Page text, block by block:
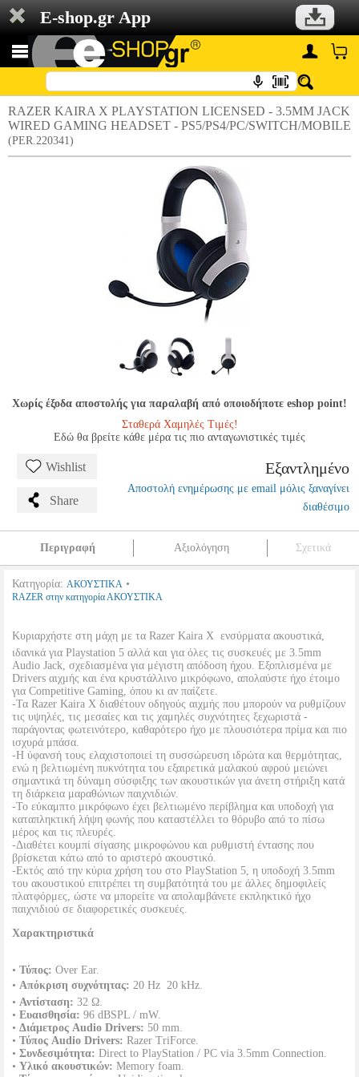
E-shop.gr App
RAZER KAIRA X PLAYSTATION LICENSED - 3.5MM JACK
WIRED GAMING HEADSET - PS5/PS4/PC/SWITCH/MOBILE
(PER.220341)
Χωρίς έξοδα αποστολής για παραλαβή από οποιοδήποτε eshop point!
Σταθερά Χαμηλές Τιμές!
Εδώ θα βρείτε κάθε μέρα τις πιο ανταγωνιστικές τιμές
Wishlist
Share
Εξαντλημένο
Αποστολή ενημέρωσης με email μόλις ξαναγίνει
διαθέσιμο
Περιγραφή Αξιολόγηση Σχετικά
Κατηγορία: ΑΚΟΥΣΤΙΚΑ •
RAZER στην κατηγορία ΑΚΟΥΣΤΙΚΑ
Κυριαρχήστε στη μάχη με τα Razer Kaira X  ενσύρματα ακουστικά,
ιδανικά για Playstation 5 αλλά και για όλες τις συσκευές με 3.5mm
Audio Jack, σχεδιασμένα για μέγιστη απόδοση ήχου. Εξοπλισμένα με
Drivers αιχμής και ένα κρυστάλλινο μικρόφωνο, απολαύστε ήχο έτοιμο
για Competitive Gaming, όπου κι αν παίζετε.
-Τα Razer Kaira X διαθέτουν οδηγούς αιχμής που μπορούν να ρυθμίζουν
τις υψηλές, τις μεσαίες και τις χαμηλές συχνότητες ξεχωριστά -
παράγοντας φωτεινότερο, καθαρότερο ήχο με πλουσιότερα πρίμα και πιο
ισχυρά μπάσα.
-Η ύφανσή τους ελαχιστοποιεί τη συσσώρευση ιδρώτα και θερμότητας,
ενώ η βελτιωμένη πυκνότητα του εξαιρετικά μαλακού αφρού μειώνει
σημαντικά τη δύναμη σύσφιξης των ακουστικών για άνετη στήριξη κατά
τη διάρκεια μαραθώνιων παιχνιδιών.
-Το εύκαμπτο μικρόφωνο έχει βελτιωμένο περίβλημα και υποδοχή για
καταπληκτική λήψη φωνής που καταστέλλει το θόρυβο από το πίσω
μέρος και τις πλευρές.
-Διαθέτει κουμπί σίγασης μικροφώνου και ρυθμιστή έντασης που
βρίσκεται κάτω από το αριστερό ακουστικό.
-Εκτός από την κύρια χρήση του στο PlayStation 5, η υποδοχή 3.5mm
του ακουστικού επιτρέπει τη συμβατότητά του με άλλες δημοφιλείς
πλατφόρμες, ώστε να μπορείτε να απολαμβάνετε εκπληκτικό ήχο
παιχνιδιού σε διαφορετικές συσκευές.
Χαρακτηριστικά
• Τύπος: Over Ear.
• Απόκριση συχνότητας: 20 Hz  20 kHz.
• Αντίσταση: 32 Ω.
• Ευαισθησία: 96 dBSPL / mW.
• Διάμετρος Audio Drivers: 50 mm.
• Τύπος Audio Drivers: Razer TriForce.
• Συνδεσιμότητα: Direct to PlayStation / PC via 3.5mm Connection.
• Υλικό ακουστικών: Memory foam.